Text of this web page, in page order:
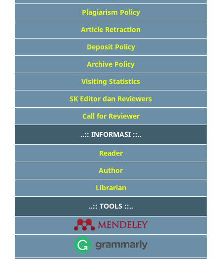
Plagiarism Policy
Article Retraction
Deposit Policy
Archive Policy
Visiting Statistics
SK Editor dan Reviewers
Call for Reviewer
..:: INFORMASI ::..
Reader
Author
Librarian
..:: TOOLS ::..